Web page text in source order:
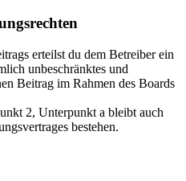
erteilst du dem Betreiber ein
unbeschränktes und
Beitrag im Rahmen des Boards
2, Unterpunkt a bleibt auch
bestehen.